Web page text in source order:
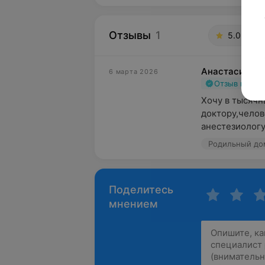
Отзывы 1 5.0
6 марта 2026 Анастасия
Отзыв
Хочу в
Родильный
Поделитесь
мнением